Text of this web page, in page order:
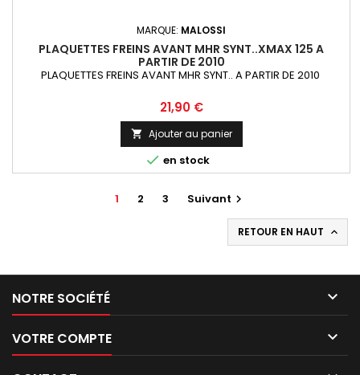
MARQUE: MALOSSI
PLAQUETTES FREINS AVANT MHR SYNT..XMAX 125 A
PARTIR DE 2010
PLAQUETTES FREINS AVANT MHR SYNT.. A PARTIR DE 2010
Prix
21,90 €
 Ajouter au panier
 en stock
1 2 3 Suivant 
RETOUR EN HAUT 
NOTRE SOCIÉTÉ 
VOTRE COMPTE 